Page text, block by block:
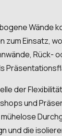
Wände
zum Einsatz,
Rück-
der
und
und die